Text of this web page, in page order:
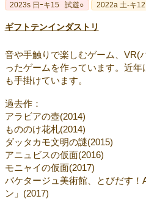
2023s 日ｰキ15 試遊○ 2022a 土-キ12
ギフトテンインダストリ
音や手触りで楽しむゲーム、VR(
ったゲームを作っています。近
も手掛けています。
過去作：
アラビアの壺(2014)
もののけ花札(2014)
ダッタカモ文明の謎(2015)
アニュビスの仮面(2016)
モニャイの仮面(2017)
バケタージュ美術館、とびだす
ン」(2017)